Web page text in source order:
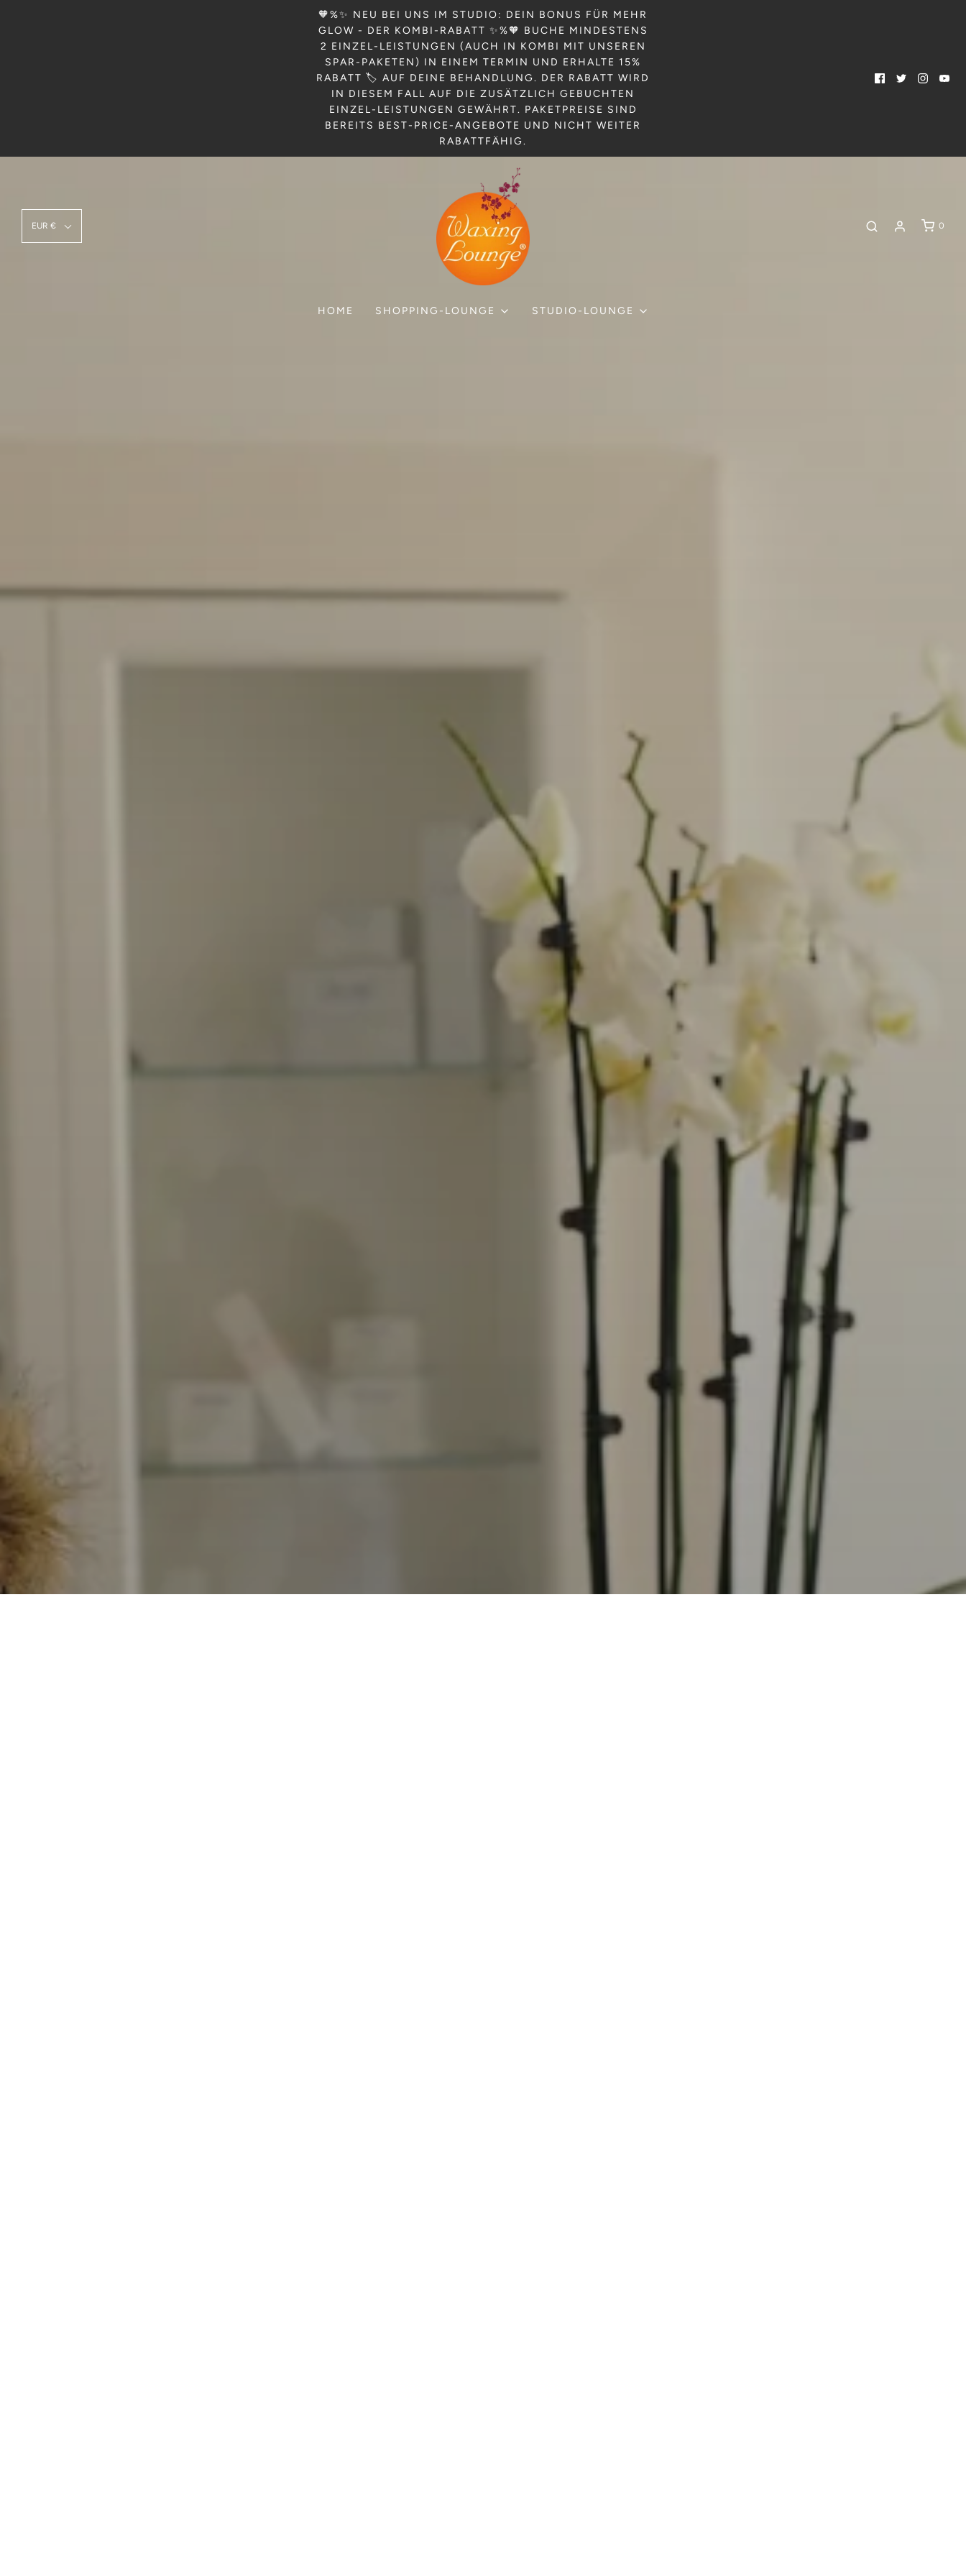
🧡%✨ NEU BEI UNS IM STUDIO: DEIN BONUS FÜR MEHR
GLOW - DER KOMBI-RABATT ✨%🧡 BUCHE MINDESTENS
2 EINZEL-LEISTUNGEN (AUCH IN KOMBI MIT UNSEREN
SPAR-PAKETEN) IN EINEM TERMIN UND ERHALTE 15%
RABATT 🏷️ AUF DEINE BEHANDLUNG. DER RABATT WIRD
IN DIESEM FALL AUF DIE ZUSÄTZLICH GEBUCHTEN
EINZEL-LEISTUNGEN GEWÄHRT. PAKETPREISE SIND
BEREITS BEST-PRICE-ANGEBOTE UND NICHT WEITER
RABATTFÄHIG.
EUR € 0
HOME SHOPPING-LOUNGE STUDIO-LOUNGE